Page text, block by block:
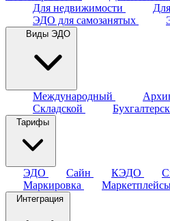
Для недвижимости
ЭДО для самозанятых
Виды ЭДО
Международный
Складской
Тарифы
ЭДО Сайн КЭДО
Маркировка
Интеграция